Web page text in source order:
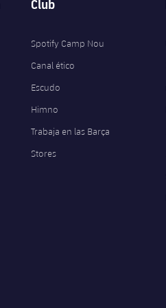
Club
Spotify Camp Nou
Canal ético
Escudo
Himno
Trabaja en las Barça
Stores